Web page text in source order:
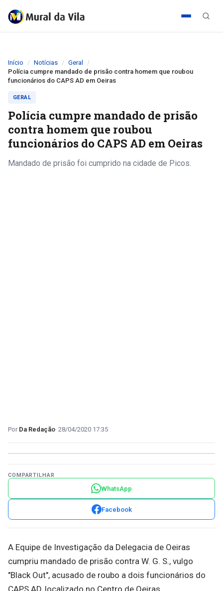
Início Notícias
Geral
Polícia cumpre mandado de prisão contra homem que roubou
funcionários do CAPS AD em Oeiras
GERAL
Polícia cumpre mandado de prisão
contra homem que roubou
funcionários do CAPS AD em Oeiras
Mandado de prisão foi cumprido na cidade de Picos.
Da Redação 28/04/2020 17:35
COMPARTILHAR
WhatsApp
Facebook
A Equipe de Investigação da Delegacia de Oeiras
cumpriu mandado de prisão contra W. G. S., vulgo
"Black Out", acusado de roubo a dois funcionários do
CAPS AD, localizado no Centro de Oeiras.